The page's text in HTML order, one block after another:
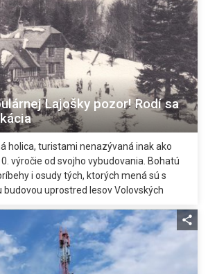
Lajošky pozor! Rodí sa
holica, turistami nenazývaná inak ako
výročie od svojho vybudovania. Bohatú
i osudy tých, ktorých mená sú s
uprostred lesov Volovských